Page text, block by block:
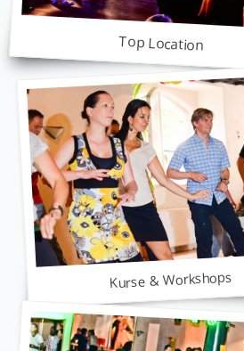
Top Location
Kurse & Workshops